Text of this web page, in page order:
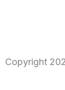
Copyright